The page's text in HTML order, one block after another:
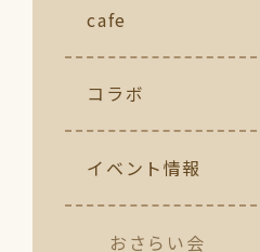
cafe
コラボ
イベント情報
おさらい会